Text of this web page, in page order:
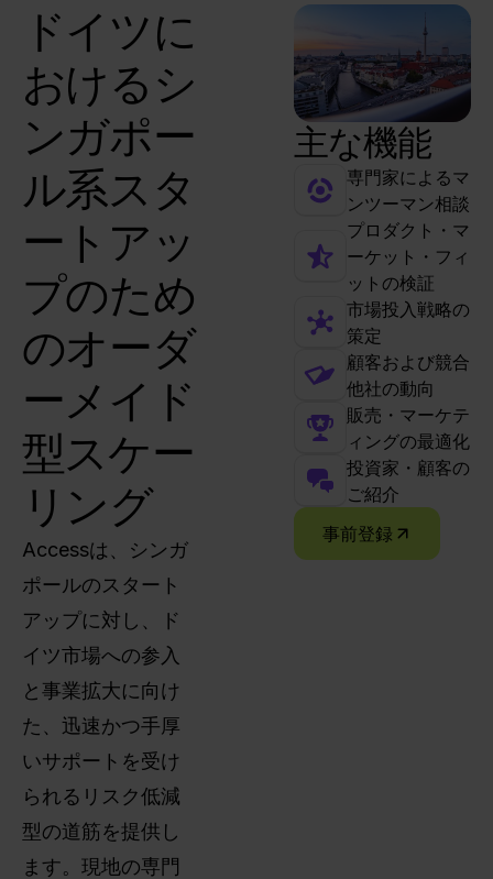
ドイツに
おけるシ
ンガポー
ル系スタ
ートアッ
プのため
のオーダ
ーメイド
型スケー
リング
Accessは、シンガ
ポールのスタート
アップに対し、ド
イツ市場への参入
と事業拡大に向け
た、迅速かつ手厚
いサポートを受け
られるリスク低減
型の道筋を提供し
ます。現地の専門
主な機能
専門家によるマ
ンツーマン相談
プロダクト・マ
ーケット・フィ
ットの検証
市場投入戦略の
策定
顧客および競合
他社の動向
販売・マーケテ
ィングの最適化
投資家・顧客の
ご紹介
事前登録